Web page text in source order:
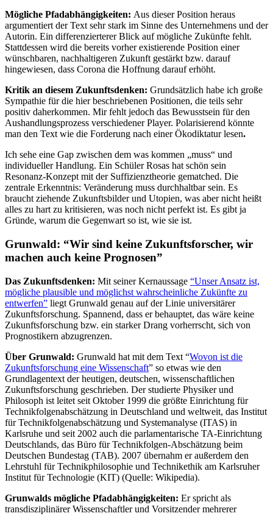
Mögliche Pfadabhängigkeiten: Aus dieser Position heraus
argumentiert der Text sehr stark im Sinne des Unternehmens und der
Autorin. Ein differenzierterer Blick auf mögliche Zukünfte fehlt.
Stattdessen wird die bereits vorher existierende Position einer
wünschbaren, nachhaltigeren Zukunft gestärkt bzw. darauf
hingewiesen, dass Corona die Hoffnung darauf erhöht.
Kritik an diesem Zukunftsdenken: Grundsätzlich habe ich große
Sympathie für die hier beschriebenen Positionen, die teils sehr
positiv daherkommen. Mir fehlt jedoch das Bewusstsein für den
Aushandlungsprozess verschiedener Player. Polarisierend könnte
man den Text wie die Forderung nach einer Ökodiktatur lesen.
Ich sehe eine Gap zwischen dem was kommen „muss“ und
individueller Handlung. Ein Schüler Rosas hat schön sein
Resonanz-Konzept mit der Suffizienztheorie gematched. Die
zentrale Erkenntnis: Veränderung muss durchhaltbar sein. Es
braucht ziehende Zukunftsbilder und Utopien, was aber nicht heißt
alles zu hart zu kritisieren, was noch nicht perfekt ist. Es gibt ja
Gründe, warum die Gegenwart so ist, wie sie ist.
Grunwald: “Wir sind keine Zukunftsforscher, wir
machen auch keine Prognosen”
Das Zukunftsdenken: Mit seiner Kernaussage “Unser Ansatz ist,
mögliche plausible und möglichst wahrscheinliche Zukünfte zu
entwerfen” liegt Grunwald genau auf der Linie universitärer
Zukunftsforschung. Spannend, dass er behauptet, das wäre keine
Zukunftsforschung bzw. ein starker Drang vorherrscht, sich von
Prognostikern abzugrenzen.
Über Grunwald: Grunwald hat mit dem Text “Wovon ist die
Zukunftsforschung eine Wissenschaft” so etwas wie den
Grundlagentext der heutigen, deutschen, wissenschaftlichen
Zukunftsforschung geschrieben. Der studierte Physiker und
Philosoph ist leitet seit Oktober 1999 die größte Einrichtung für
Technikfolgenabschätzung in Deutschland und weltweit, das Institut
für Technikfolgenabschätzung und Systemanalyse (ITAS) in
Karlsruhe und seit 2002 auch die parlamentarische TA-Einrichtung
Deutschlands, das Büro für Technikfolgen-Abschätzung beim
Deutschen Bundestag (TAB). 2007 übernahm er außerdem den
Lehrstuhl für Technikphilosophie und Technikethik am Karlsruher
Institut für Technologie (KIT) (Quelle: Wikipedia).
Grunwalds mögliche Pfadabhängigkeiten: Er spricht als
transdisziplinärer Wissenschaftler und Vorsitzender mehrerer